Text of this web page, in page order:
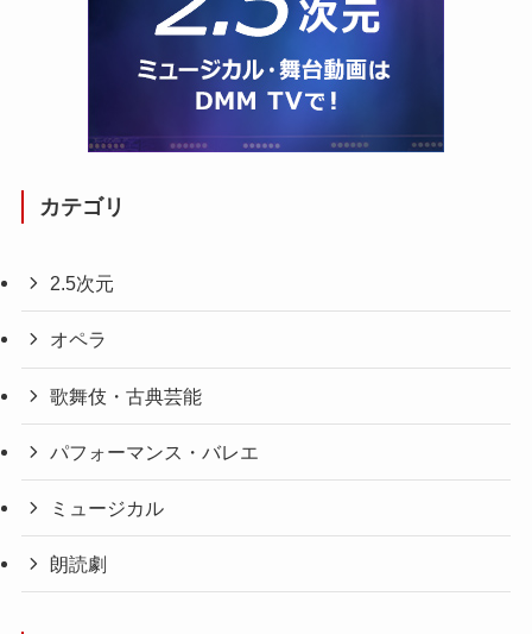
カテゴリ
2.5次元
オペラ
歌舞伎・古典芸能
パフォーマンス・バレエ
ミュージカル
朗読劇